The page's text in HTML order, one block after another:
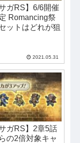
ガRS】6/6開催
Romancing祭
ットはどれが狙
2021.05.31
ガRS】2章5話
の2倍対象キャ